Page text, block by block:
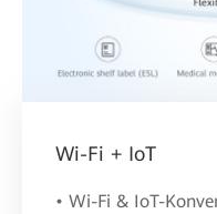
Wi-Fi + IoT
• Wi-Fi & IoT-